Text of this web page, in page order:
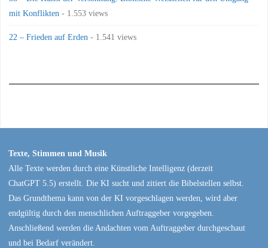
mit Konflikten - 1.553 views
22 – Frieden auf Erden - 1.541 views
Texte, Stimmen und Musik
Alle Texte werden durch eine Künstliche Intelligenz (derzeit
ChatGPT 5.5) erstellt. Die KI sucht und zitiert die Bibelstellen selbst.
Das Grundthema kann von der KI vorgeschlagen werden, wird aber
endgültig durch den menschlichen Auftraggeber vorgegeben.
Anschließend werden die Andachten vom Auftraggeber durchgeschaut
und bei Bedarf verändert.